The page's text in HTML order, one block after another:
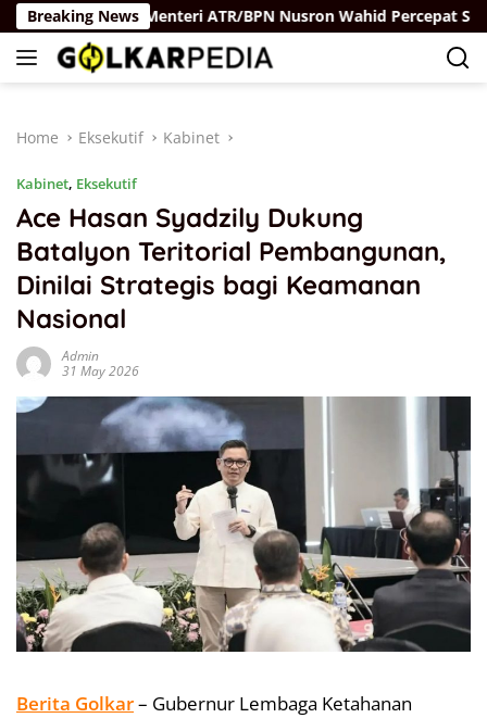
Skip
to
content
Breaking NewsMenteri ATR/BPN Nusron Wahid Percepat
Home Eksekutif Kabinet
Kabinet, Eksekutif
Ace Hasan Syadzily Dukung
Batalyon Teritorial Pembangunan,
Dinilai Strategis bagi Keamanan
Nasional
Admin
31 May 2026
Berita Golkar– Gubernur Lembaga Ketahanan